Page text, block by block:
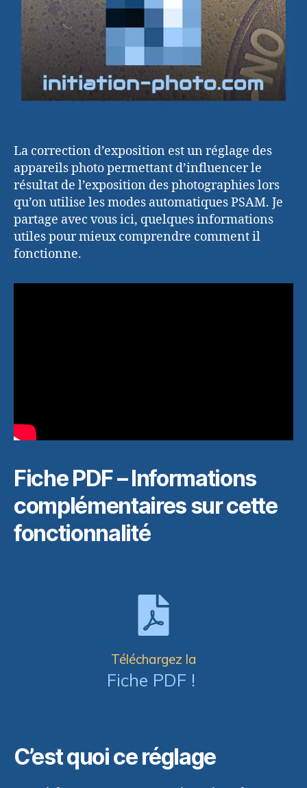
La correction d’exposition est un réglage des
appareils photo permettant d’influencer le
résultat de l’exposition des photographies lors
qu’on utilise les modes automatiques PSAM. Je
partage avec vous ici, quelques informations
utiles pour mieux comprendre comment il
fonctionne.
Fiche PDF – Informations
complémentaires sur cette
fonctionnalité
Téléchargez la
Fiche PDF !
C’est quoi ce réglage